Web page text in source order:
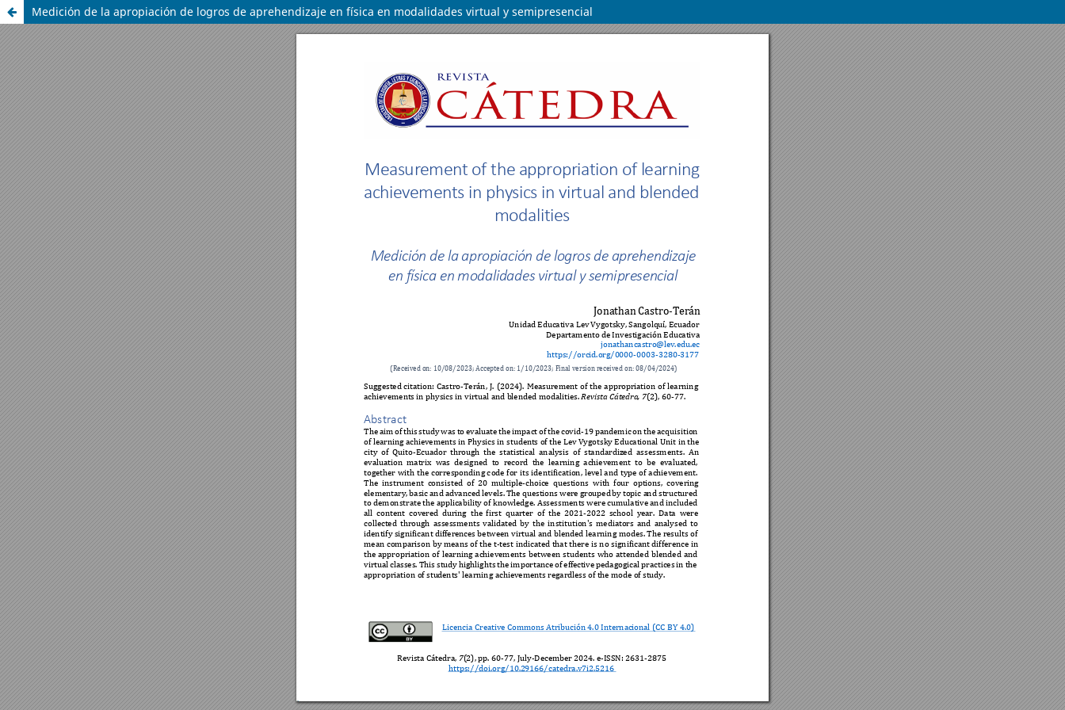
Medición de la apropiación de logros de aprehendizaje en física en modalidades virtual y semipresencial